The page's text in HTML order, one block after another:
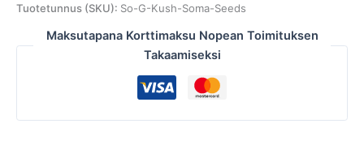
Tuotetunnus (SKU): So-G-Kush-Soma-Seeds
Maksutapana Korttimaksu Nopean Toimituksen
Takaamiseksi